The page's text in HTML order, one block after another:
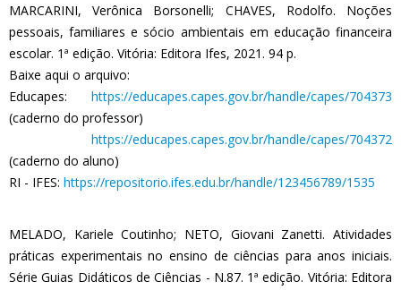
MARCARINI, Verônica Borsonelli; CHAVES, Rodolfo. Noções
pessoais, familiares e sócio ambientais em educação financeira
escolar. 1ª edição. Vitória: Editora Ifes, 2021. 94 p.
Baixe aqui o arquivo:
Educapes: https://educapes.capes.gov.br/handle/capes/704373
(caderno do professor)
https://educapes.capes.gov.br/handle/capes/704372
(caderno do aluno)
RI - IFES: https://repositorio.ifes.edu.br/handle/123456789/1535
MELADO, Kariele Coutinho; NETO, Giovani Zanetti. Atividades
práticas experimentais no ensino de ciências para anos iniciais.
Série Guias Didáticos de Ciências - N.87. 1ª edição. Vitória: Editora